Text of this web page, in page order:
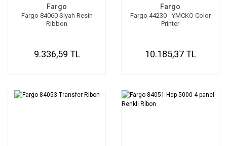
Fargo
Fargo 84060 Siyah Resin
Ribbon
9.336,59 TL
Fargo
Fargo 44230 - YMCKO Color
Printer
10.185,37 TL